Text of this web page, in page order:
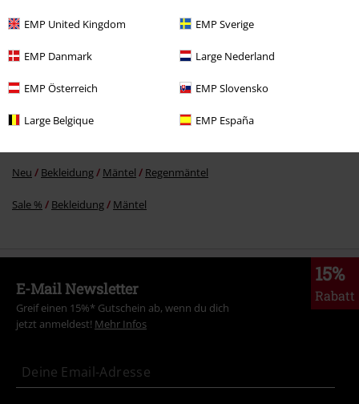
EMP United Kingdom EMP Sverige
EMP Danmark Large Nederland
EMP Österreich EMP Slovensko
Large Belgique EMP España
Mehr Kategorien. Mehr Möglichkeiten.
Neu Bekleidung Mäntel Regenmäntel
Sale % Bekleidung Mäntel
15%
Rabatt
E-Mail Newsletter
Greif einen 15%* Gutschein ab, wenn du dich
jetzt anmeldest! Mehr Infos